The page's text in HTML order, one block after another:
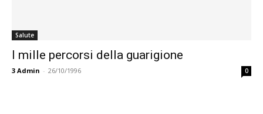
Salute
I mille percorsi della guarigione
3 Admin - 26/10/1996 0